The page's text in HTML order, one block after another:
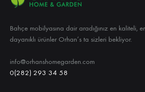
Bahçe mobilyasına dair aradığınız en kaliteli,
dayanıklı ürünler Orhan’s ta sizleri bekliyor.
info@orhanshomegarden.com
0(282) 293 34 58